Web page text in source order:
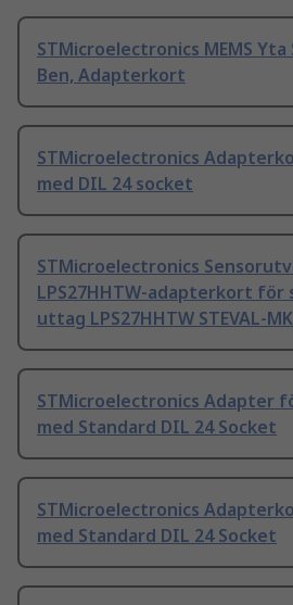
STMicroelectronics MEMS Yta
Ben, Adapterkort
STMicroelectronics
med DIL 24 socket
STMicroelectronics
LPS27HHTW-adapterkort för
uttag LPS27HHTW STEVAL-
STMicroelectronics Adapter
med Standard DIL 24 Socket
STMicroelectronics
med Standard DIL 24 Socket